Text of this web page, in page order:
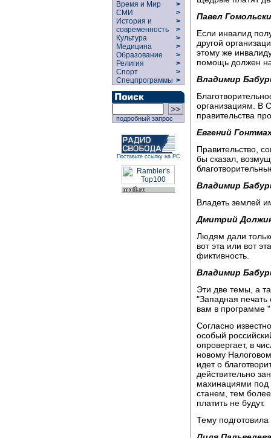
Время и Мир
>
СМИ
>
История и
современность
>
>
Культура
>
Медицина
>
Образование
>
Религия
>
Спорт
>
Спецпрограммы >
подробный запрос
Поставьте ссылку на РС
Павел
Если инвалид
другой
этому же
помощь должен
Владимир
организациям. В
правительства
Евгений
Правительство,
бы сказал,
Владимир
Владеть землей
Дмитрий
Людям дали
вот эта или вот
фиктивность.
Владимир
Эти две темы, а
"Западная печать
вам в программе
Согласно
особый
опровергает, в
новому
идет о
действительно
махинациями под
станем, тем
платить не будут.
Тему